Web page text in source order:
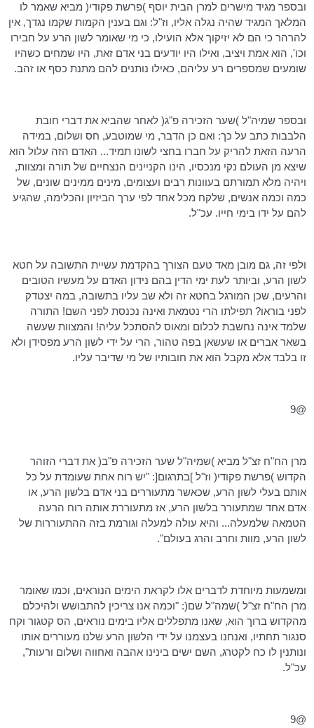
ובספר מגיד מישריםלמרן הבית יוסף )פרשת פקודי( מביא שאמר לו
המלאך המגיד שהיה נגלה אליו, וז"ל: וגם בענין הקמות שקמו נגדך, אין
להרהר כי הם לא יזיקוך אלא הועילו, כי מי שאומר לשון הרע על חבירו
וכו', הוא אמת ויציב, ואילו היו יודעים בני אדם זאת, היו שמחים כשהיו
שומעים שמספרים רע עליהם, כאילו נותנים להם מתנת כסף או זהב.
ובספרשמיה"ל )שער הזכירה פ"ג( לאחר שהביא את דברי חובת
הלבבות כתב על כך: ואם כן הדבר, מי שמוטבע, חס ושלום, במידה
הרעה הזאת להריק על חברו בחצי לשונו תמיד... האדם הזה עלול הוא
שיצא מן העולם נקי מנכסיו, הינו הקניינים הנצחיים של תורה ומצוות,
ויהיה מלא תמורתם בעוונות רבים ועצומים, מינים ממינים שונים, של
כמה וכמה אנשים, שלקח מכל אחד לפי ערך הביזיון והכלימה, שהגיע
להם על ידו בימי חייו. עכ"ל.
ולפי זה, גם מובן מאד טעם הצורך בהקדמת עשיית התשובה על חטא
לשון הרע, וביותר לעת ימי הדין בהם נידון האדם על מעשיו הטובים
והרעים, שכן המורגל בחטא זה ולא שב עליו בתשובה, במה יצטדק
לפני בוראו? תפילתו הרי נטמאת ואינה נכנסת לפני השם! התורה
שלמד אינה נחשבת לכלום ומאוס להסתכל עליה! והמצוות שעשה
בשאר אברים אושעשאן בפה טהור, הרי על ידי לשון הרע מפסידן ולא
זו בלבד אלא מקבל הוא את חובותיו של מי שדיבר עליו.
@9
מרן הח"ח זצ"ל מביא )שמיה"ל שער הזכירה פ"ב( את דברי הזוהר
הקדוש )פרשת פקודי( וז"ל ]בתרגום[: "יש רוח אחת שעומדת על כל
אותם בעלי לשון הרע, שכאשר מתעוררים בני אדם בלשון הרע, או
אדם אחד שמתעורר בלשון הרע, אז מתעוררת אותה רוח הרעה
הטמאה שלמעלה... והיא עולה למעלה וגורמת בזה ההתעוררות של
לשון הרע, מוות וחרב והרג בעולם".
ומשמעות מיוחדת לדברים אלו לקראת הימים הנוראים, וכמו שאומר
מרן הח"ח זצ"ל )שמה"ל שם(: "וכמה אנוצריכין להתבושש ולהיכלם
מהקדוש ברוך הוא, שאנו מתפללים אליו בימים נוראים, הס קטגור וקח
סנגור תחתיו, ואנחנו בעצמנו על ידי הלשון הרע שלנו מעוררים אותו
ונותנין לו כח לקטרג, השם ישים בינינו אהבה ואחווה ושלום ורעות",
עכ"ל.
@9